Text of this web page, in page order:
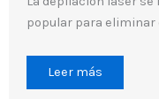
popular para eliminar
Leer más